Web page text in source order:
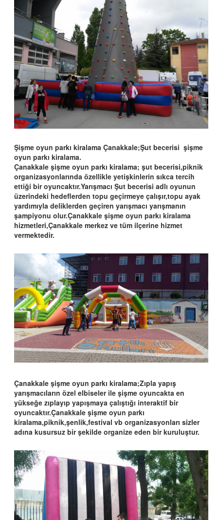
Şişme oyun parkı kiralama Çanakkale;Şut becerisi şişme
oyun parkı kiralama.
Çanakkale şişme oyun parkı kiralama; şut becerisi,piknik
organizasyonlarında özellikle yetişkinlerin sıkca tercih
ettiği bir oyuncaktır.Yarışmacı Şut becerisi adlı oyunun
üzerindeki hedeflerden topu geçirmeye çalışır,topu ayak
yardımıyla deliklerden geçiren yarışmacı yarışmanın
şampiyonu olur.Çanakkale şişme oyun parkı kiralama
hizmetleri,Çanakkale merkez ve tüm ilçerine hizmet
vermektedir.
Çanakkale şişme oyun parkı kiralama;Zıpla yapış
yarışmacıların özel elbiseler ile şişme oyuncakta en
yükseğe zıplayıp yapışmaya çalıştığı interaktif bir
oyuncaktır.Çanakkale şişme oyun parkı
kiralama,piknik,şenlik,festival vb organizasyonları sizler
adına kusursuz bir şekilde organize eden bir kuruluştur.